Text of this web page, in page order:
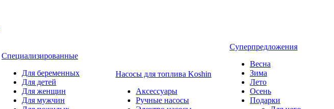
Специализированные
Для беременных
Для детей
Для женщин
Для мужчин
Насосы для топлива Koshin
Аксессуары
Ручные насосы
Суперпредложения
Весна
Зима
Лето
Осень
Подарки